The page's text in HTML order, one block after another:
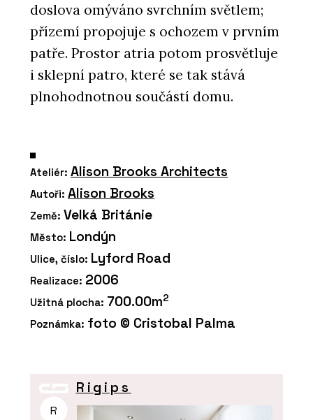
doslova omýváno svrchním světlem;
přízemí propojuje s ochozem v prvním
patře. Prostor atria potom prosvětluje
i sklepní patro, které se tak stává
plnohodnotnou součástí domu.
Ateliér: Alison Brooks Architects
Autoři: Alison Brooks
Země: Velká Británie
Město: Londýn
Ulice, číslo: Lyford Road
Realizace: 2006
Užitná plocha: 700.00m2
Poznámka: foto © Cristobal Palma
R
Rigips